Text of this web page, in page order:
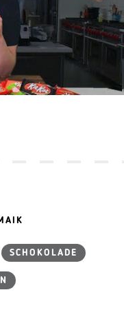
SCHOKOLADE